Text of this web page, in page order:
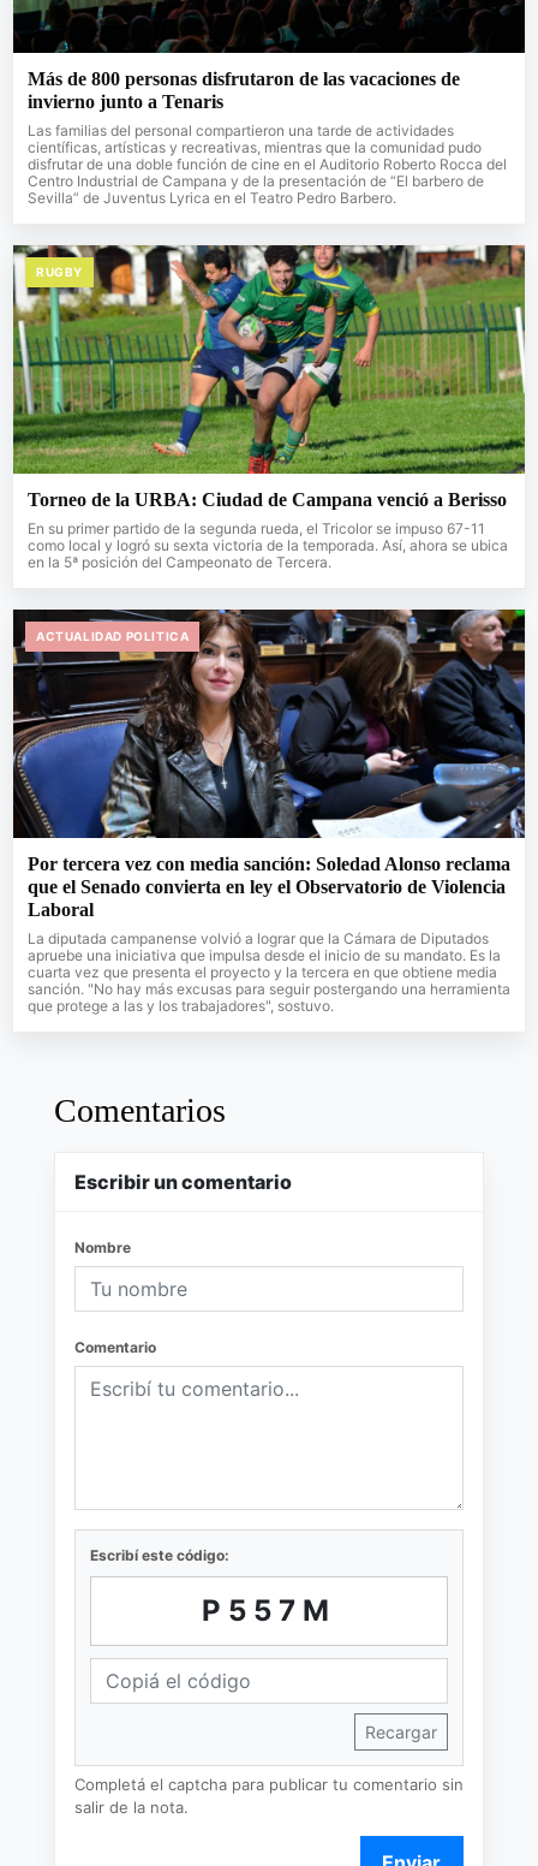
Más de 800 personas disfrutaron de las vacaciones de
invierno junto a Tenaris
Las familias del personal compartieron una tarde de actividades
científicas, artísticas y recreativas, mientras que la comunidad pudo
disfrutar de una doble función de cine en el Auditorio Roberto Rocca del
Centro Industrial de Campana y de la presentación de “El barbero de
Sevilla” de Juventus Lyrica en el Teatro Pedro Barbero.
RUGBY
Torneo de la URBA: Ciudad de Campana venció a Berisso
En su primer partido de la segunda rueda, el Tricolor se impuso 67-11
como local y logró su sexta victoria de la temporada. Así, ahora se ubica
en la 5ª posición del Campeonato de Tercera.
ACTUALIDAD POLITICA
Por tercera vez con media sanción: Soledad Alonso reclama
que el Senado convierta en ley el Observatorio de Violencia
Laboral
La diputada campanense volvió a lograr que la Cámara de Diputados
apruebe una iniciativa que impulsa desde el inicio de su mandato. Es la
cuarta vez que presenta el proyecto y la tercera en que obtiene media
sanción. "No hay más excusas para seguir postergando una herramienta
que protege a las y los trabajadores", sostuvo.
Comentarios
Escribir un comentario
Nombre
Comentario
Escribí este código:
P557M
Recargar
Completá el captcha para publicar tu comentario sin
salir de la nota.